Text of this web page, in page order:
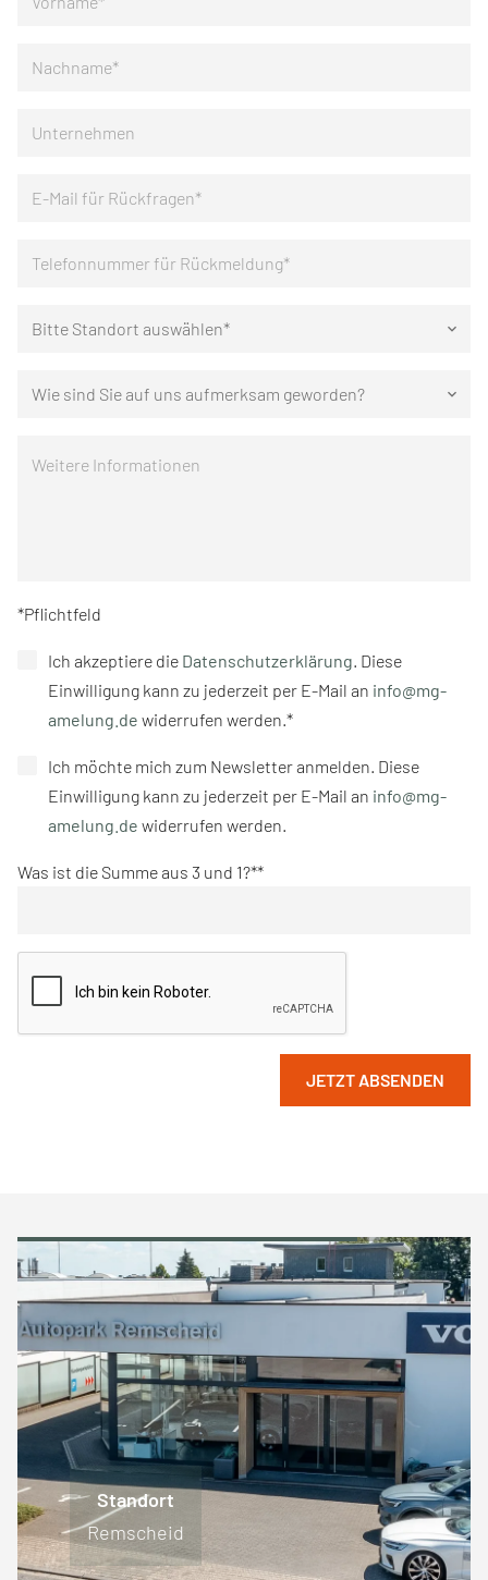
Bitte Standort auswählen* keyboard_arrow_down
Wie sind Sie auf uns aufmerksam geworden? keyboard_arrow_down
*Pflichtfeld
Ich akzeptiere die Datenschutzerklärung . Diese
Einwilligung kann zu jederzeit per E-Mail an info@mg-
amelung.de widerrufen werden.*
Ich möchte mich zum Newsletter anmelden. Diese
Einwilligung kann zu jederzeit per E-Mail an info@mg-
amelung.de widerrufen werden.
Was ist die Summe aus 3 und 1?*
JETZT ABSENDEN
Standort
Engelskirchen
Standort
Lüdenscheid
Standort
Remscheid
Standort
Wiehl